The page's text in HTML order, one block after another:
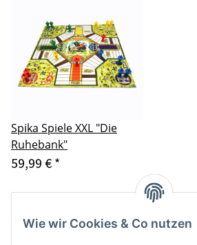
Spika Spiele XXL "Die
Ruhebank"
59,99 € *
Artikel 1 - 3 von 3
Wie wir Cookies & Co nutzen